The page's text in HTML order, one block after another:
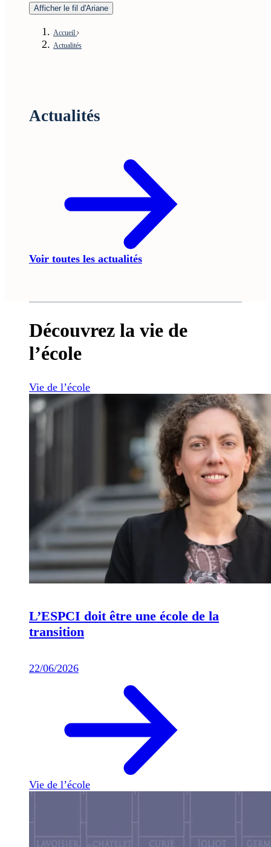
Afficher le fil d'Ariane
Accueil
Actualités
Actualités
Voir toutes les actualités
Découvrez la vie de
l’école
Vie de l’école
L’ESPCI doit être une école de la
transition
22/06/2026
Vie de l’école